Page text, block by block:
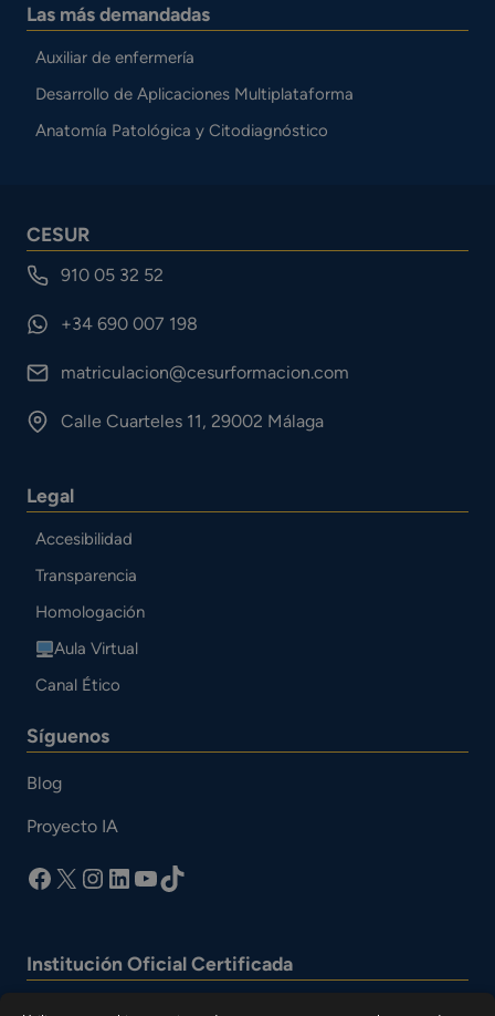
Las más demandadas
Auxiliar de enfermería
Desarrollo de Aplicaciones Multiplataforma
Anatomía Patológica y Citodiagnóstico
CESUR
910 05 32 52
+34 690 007 198
matriculacion@cesurformacion.com
Calle Cuarteles 11, 29002 Málaga
Legal
Accesibilidad
Transparencia
Homologación
Aula Virtual
Canal Ético
Síguenos
Blog
Proyecto IA
facebook
X Instagram
LinkedIn
YouTube
TikTok
Institución Oficial Certificada